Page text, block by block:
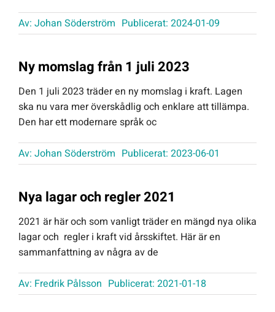
Av: Johan Söderström Publicerat: 2024-01-09
Ny momslag från 1 juli 2023
Den 1 juli 2023 träder en ny momslag i kraft. Lagen
ska nu vara mer överskådlig och enklare att tillämpa.
Den har ett modernare språk oc
Av: Johan Söderström Publicerat: 2023-06-01
Nya lagar och regler 2021
2021 är här och som vanligt träder en mängd nya olika
lagar och regler i kraft vid årsskiftet. Här är en
sammanfattning av några av de
Av: Fredrik Pålsson Publicerat: 2021-01-18